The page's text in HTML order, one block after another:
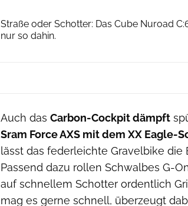
Straße oder Schotter: Das Cube Nuroad
nur so dahin.
Auch das Carbon-Cockpit dämpft
Sram Force AXS mit dem XX Eagle-
lässt das federleichte Gravelbike die
Passend dazu rollen Schwalbes G-
auf schnellem Schotter ordentlich
mag es gerne schnell, überzeugt